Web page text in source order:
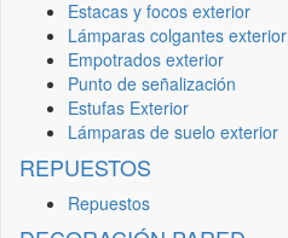
Estacas y focos exterior
Lámparas colgantes exterior
Empotrados exterior
Punto de señalización
Estufas Exterior
Lámparas de suelo exterior
REPUESTOS
Repuestos